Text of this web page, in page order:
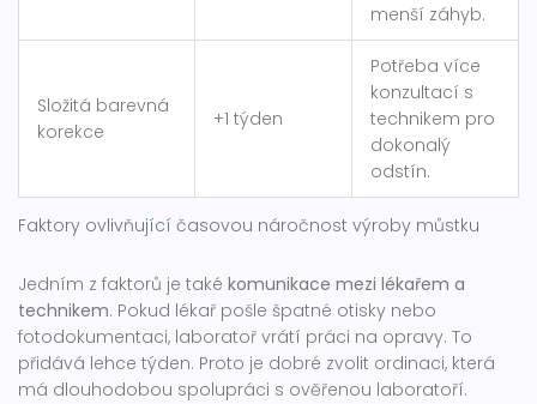
Faktory ovlivňující časovou náročnost výroby můstku
menší záhyb.
Složitá barevná
korekce
+1 týden
Potřeba více
konzultací s
technikem pro
dokonalý
odstín.
Jedním z faktorů je také komunikace mezi lékařem a
technikem. Pokud lékař pošle špatné otisky nebo
fotodokumentaci, laboratoř vrátí práci na opravy. To
přidává lehce týden. Proto je dobré zvolit ordinaci, která
má dlouhodobou spolupráci s ověřenou laboratoří.